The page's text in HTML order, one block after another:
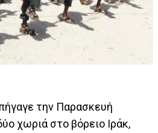
την Παρασκευή
χωριά στο βόρειο Ιράκ,